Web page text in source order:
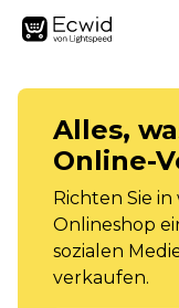
Alles,
Online-
Richten Sie
Onlineshop
sozialen
verkaufen.